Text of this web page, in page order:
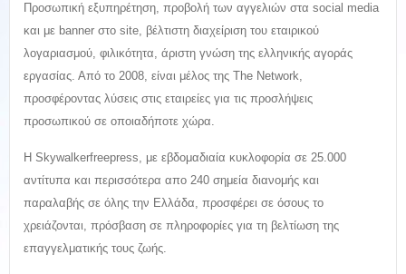
Προσωπική εξυπηρέτηση, προβολή των αγγελιών στα social media
και με banner στο site, βέλτιστη διαχείριση του εταιρικού
λογαριασμού, φιλικότητα, άριστη γνώση της ελληνικής αγοράς
εργασίας. Από το 2008, είναι μέλος της The Network,
προσφέροντας λύσεις στις εταιρείες για τις προσλήψεις
προσωπικού σε οποιαδήποτε χώρα.
Η Skywalkerfreepress, με εβδομαδιαία κυκλοφορία σε 25.000
αντίτυπα και περισσότερα απο 240 σημεία διανομής και
παραλαβής σε όλης την Ελλάδα, προσφέρει σε όσους το
χρειάζονται, πρόσβαση σε πληροφορίες για τη βελτίωση της
επαγγελματικής τους ζωής.